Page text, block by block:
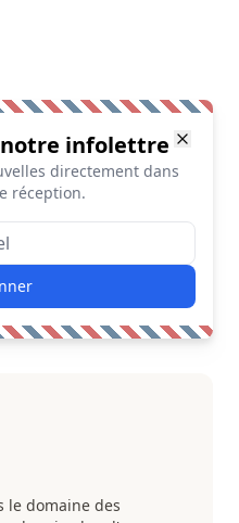
notre infolettre
directement dans
réception.
le domaine des